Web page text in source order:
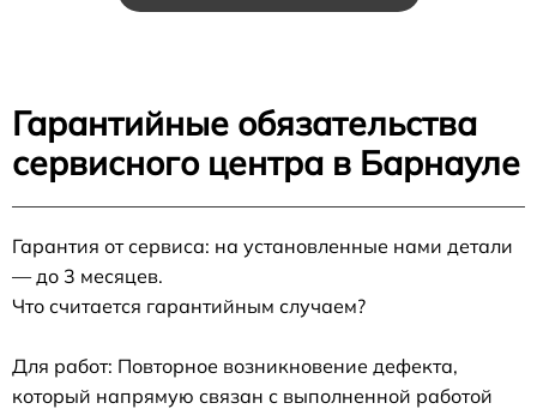
Гарантийные обязательства
сервисного центра в Барнауле
Гарантия от сервиса: на установленные нами детали
— до 3 месяцев.
Что считается гарантийным случаем?
Для работ: Повторное возникновение дефекта,
который напрямую связан с выполненной работой